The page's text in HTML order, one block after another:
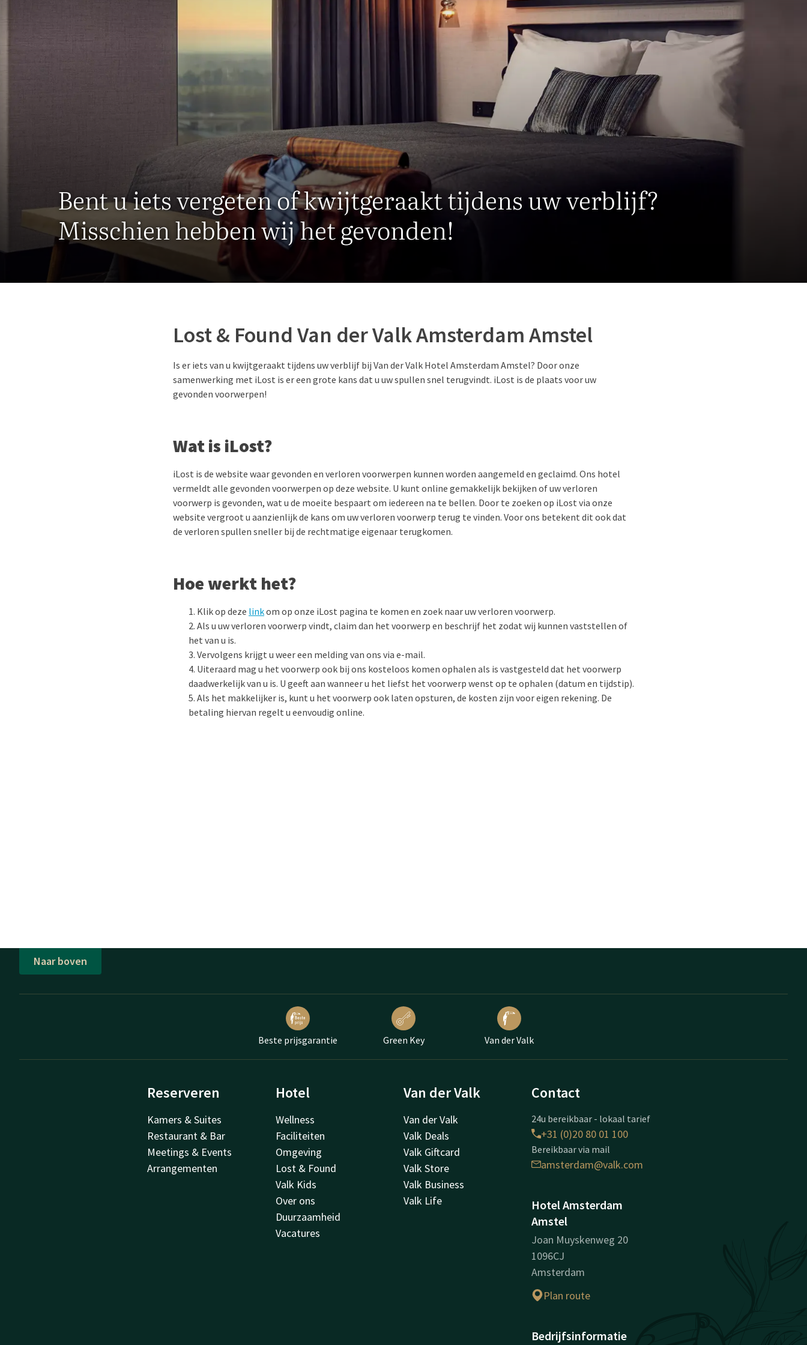
Bent u iets vergeten of kwijtgeraakt tijdens uw verblijf?
Misschien hebben wij het gevonden!
Lost & Found Van der Valk Amsterdam Amstel
Is er iets van u kwijtgeraakt tijdens uw verblijf bij Van der Valk Hotel Amsterdam Amstel? Door onze
samenwerking met iLost is er een grote kans dat u uw spullen snel terugvindt. iLost is de plaats voor uw
gevonden voorwerpen!
Wat is iLost?
iLost is de website waar gevonden en verloren voorwerpen kunnen worden aangemeld en geclaimd. Ons hotel
vermeldt alle gevonden voorwerpen op deze website. U kunt online gemakkelijk bekijken of uw verloren
voorwerp is gevonden, wat u de moeite bespaart om iedereen na te bellen. Door te zoeken op iLost via onze
website vergroot u aanzienlijk de kans om uw verloren voorwerp terug te vinden. Voor ons betekent dit ook dat
de verloren spullen sneller bij de rechtmatige eigenaar terugkomen.
Hoe werkt het?
Klik op deze linkom op onze iLost pagina te komen en zoek naar uw verloren voorwerp.
Als u uw verloren voorwerp vindt, claim dan het voorwerp en beschrijf het zodat wij kunnen vaststellen of
het van u is.
Vervolgens krijgt u weer een melding van ons via e-mail.
Uiteraard mag u het voorwerp ook bij ons kosteloos komen ophalen als is vastgesteld dat het voorwerp
daadwerkelijk van u is. U geeft aan wanneer u het liefst het voorwerp wenst op te ophalen (datum en tijdstip).
Als het makkelijker is, kunt u het voorwerp ook laten opsturen, de kosten zijn voor eigen rekening. De
betaling hiervan regelt u eenvoudig online.
Naar boven
Beste prijsgarantie Green Key Van der Valk
Reserveren
Kamers & Suites
Restaurant & Bar
Meetings & Events
Arrangementen
Hotel
Wellness
Faciliteiten
Omgeving
Lost & Found
Valk Kids
Over ons
Duurzaamheid
Vacatures
Van der Valk
Van der Valk
Valk Deals
Valk Giftcard
Valk Store
Valk Business
Valk Life
Contact
24u bereikbaar - lokaal tarief
+31 (0)20 80 01 100
Bereikbaar via mail
amsterdam@valk.com
Hotel Amsterdam
Amstel
Joan Muyskenweg 20
1096CJ
Amsterdam
Plan route
Bedrijfsinformatie